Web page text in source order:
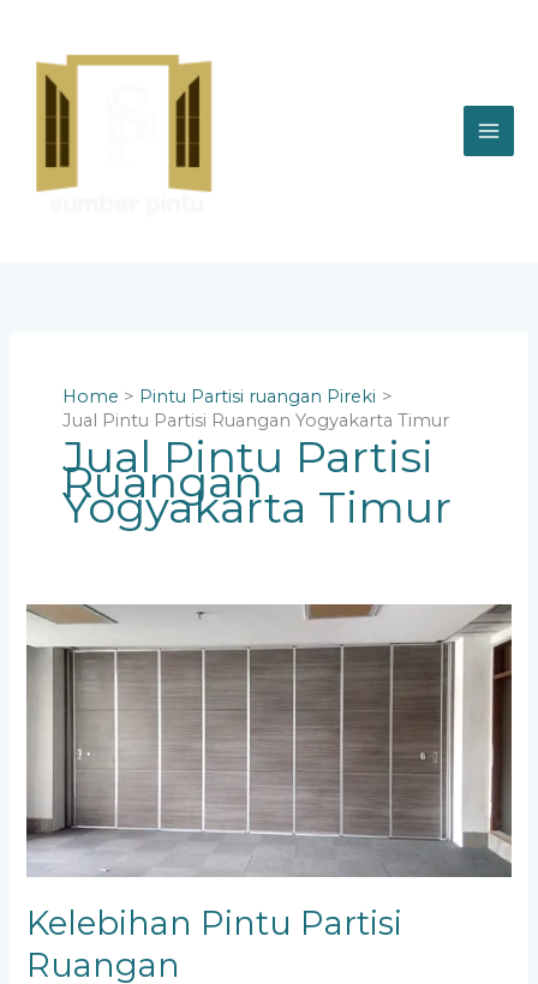
content
Home
Pintu Partisi ruangan Pireki
Jual Pintu Partisi Ruangan Yogyakarta Timur
Jual Pintu Partisi
Ruangan
Yogyakarta Timur
Kelebihan Pintu Partisi
Ruangan
Kelebihan
Pintu
Partisi